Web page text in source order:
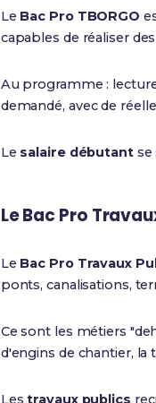
Le Bac Pro TBORGO
capables de réaliser
Au programme :
demandé, avec de
Le salaire débutantse
Le Bac Pro
Le Bac Pro Travaux
ponts, canalisations,
Ce sont les métiers
d'engins de chantier, la
Lestravaux publics